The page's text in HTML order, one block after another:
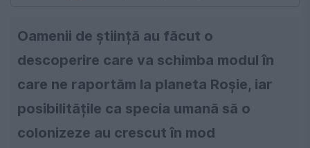
Oamenii de știință au făcut o
descoperire care va schimba modul în
care ne raportăm la planeta Roșie, iar
posibilitățile ca specia umană să o
colonizeze au crescut în mod